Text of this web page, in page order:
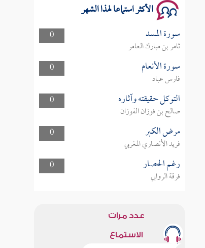
الأكثر استماعا لهذا الشهر
0 سورة المسد
ثامر بن مبارك العامر
0
سورة الأنعام
فارس عباد
0
التوكل حقيقته وآثاره
صالح بن فوزان الفوزان
0
مرض الكبر
فريد الأنصاري المغربي
0
رغم الحصار
فرقة الروابي
عدد مرات
الاستماع